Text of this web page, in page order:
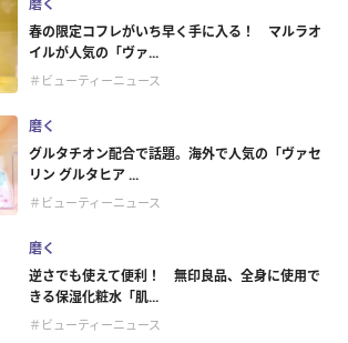
磨く
春の限定コフレがいち早く手に入る！ マルラオ
イルが人気の「ヴァ...
＃ビューティーニュース
磨く
グルタチオン配合で話題。海外で人気の「ヴァセ
リン グルタヒア ...
＃ビューティーニュース
磨く
逆さでも使えて便利！ 無印良品、全身に使用で
きる保湿化粧水「肌...
＃ビューティーニュース